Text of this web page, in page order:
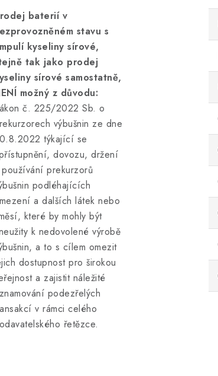
baterií v
stavu s
kyseliny sírové,
tak jako prodej
sírové samostatně,
možný z důvodu:
č. 225/2022 Sb. o
výbušnin ze dne
týkající se
dovozu, držení
prekurzorů
podléhajících
a dalších látek nebo
které by mohly být
k nedovolené výrobě
a to s cílem omezit
dostupnost pro širokou
a zajistit náležité
podezřelých
v rámci celého
řetězce.